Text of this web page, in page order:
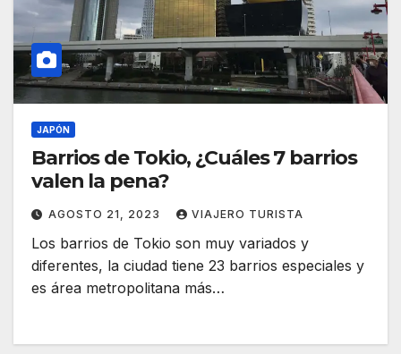
JAPÓN
Barrios de Tokio, ¿Cuáles 7 barrios
valen la pena?
AGOSTO 21, 2023 VIAJERO TURISTA
Los barrios de Tokio son muy variados y
diferentes, la ciudad tiene 23 barrios especiales y
es área metropolitana más…